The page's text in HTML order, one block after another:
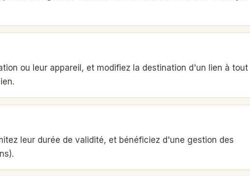
ou leur appareil, et modifiez la destination d'un lien à tout
leur durée de validité, et bénéficiez d'une gestion des